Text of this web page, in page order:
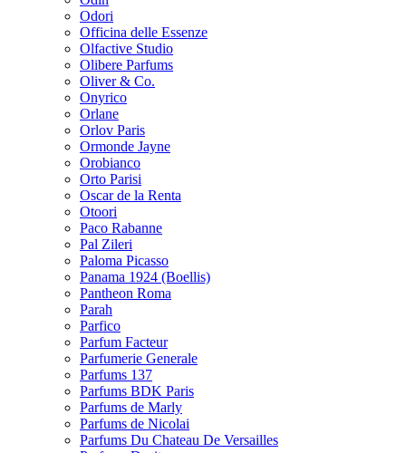
Odori
Officina delle Essenze
Olfactive Studio
Olibere Parfums
Oliver & Co.
Onyrico
Orlane
Orlov Paris
Ormonde Jayne
Orobianco
Orto Parisi
Oscar de la Renta
Otoori
Paco Rabanne
Pal Zileri
Paloma Picasso
Panama 1924 (Boellis)
Pantheon Roma
Parah
Parfico
Parfum Facteur
Parfumerie Generale
Parfums 137
Parfums BDK Paris
Parfums de Marly
Parfums de Nicolai
Parfums Du Chateau De Versailles